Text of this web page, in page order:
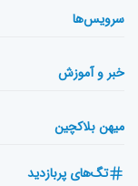
سرویس‌ها
خبر و آموزش
میهن بلاکچین
تگ‌های پربازدید